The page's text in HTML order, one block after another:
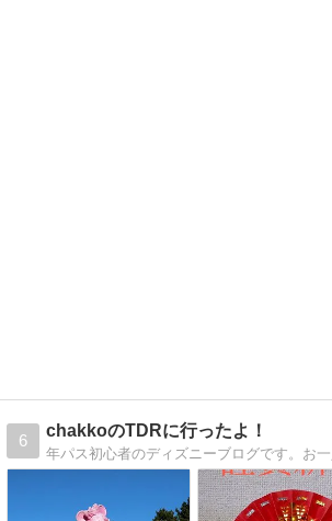
6
chakkoのTDRに行ったよ！